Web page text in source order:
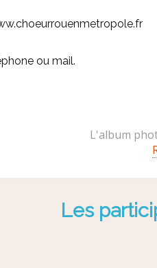
ou mail.
L'album
Les